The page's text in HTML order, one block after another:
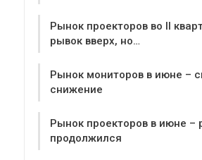
Рынок проекторов во II
рывок вверх, но…
Рынок мониторов в июне –
снижение
Рынок проекторов в июне –
продолжился